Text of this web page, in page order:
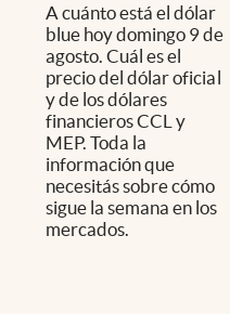
A cuánto está el dólar
blue hoy domingo 9 de
agosto. Cuál es el
precio del dólar oficial
y de los dólares
financieros CCL y
MEP. Toda la
información que
necesitás sobre cómo
sigue la semana en los
mercados.